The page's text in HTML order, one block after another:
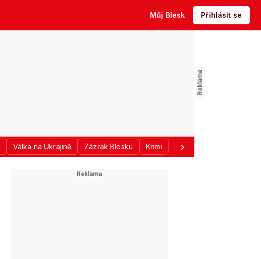
Můj Blesk Přihlásit se
Válka na Ukrajině Zázrak Blesku Krimi Donald Trump